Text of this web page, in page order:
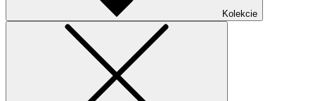
Kolekcie